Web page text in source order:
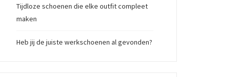
Tijdloze schoenen die elke outfit compleet
maken
Heb jij de juiste werkschoenen al gevonden?